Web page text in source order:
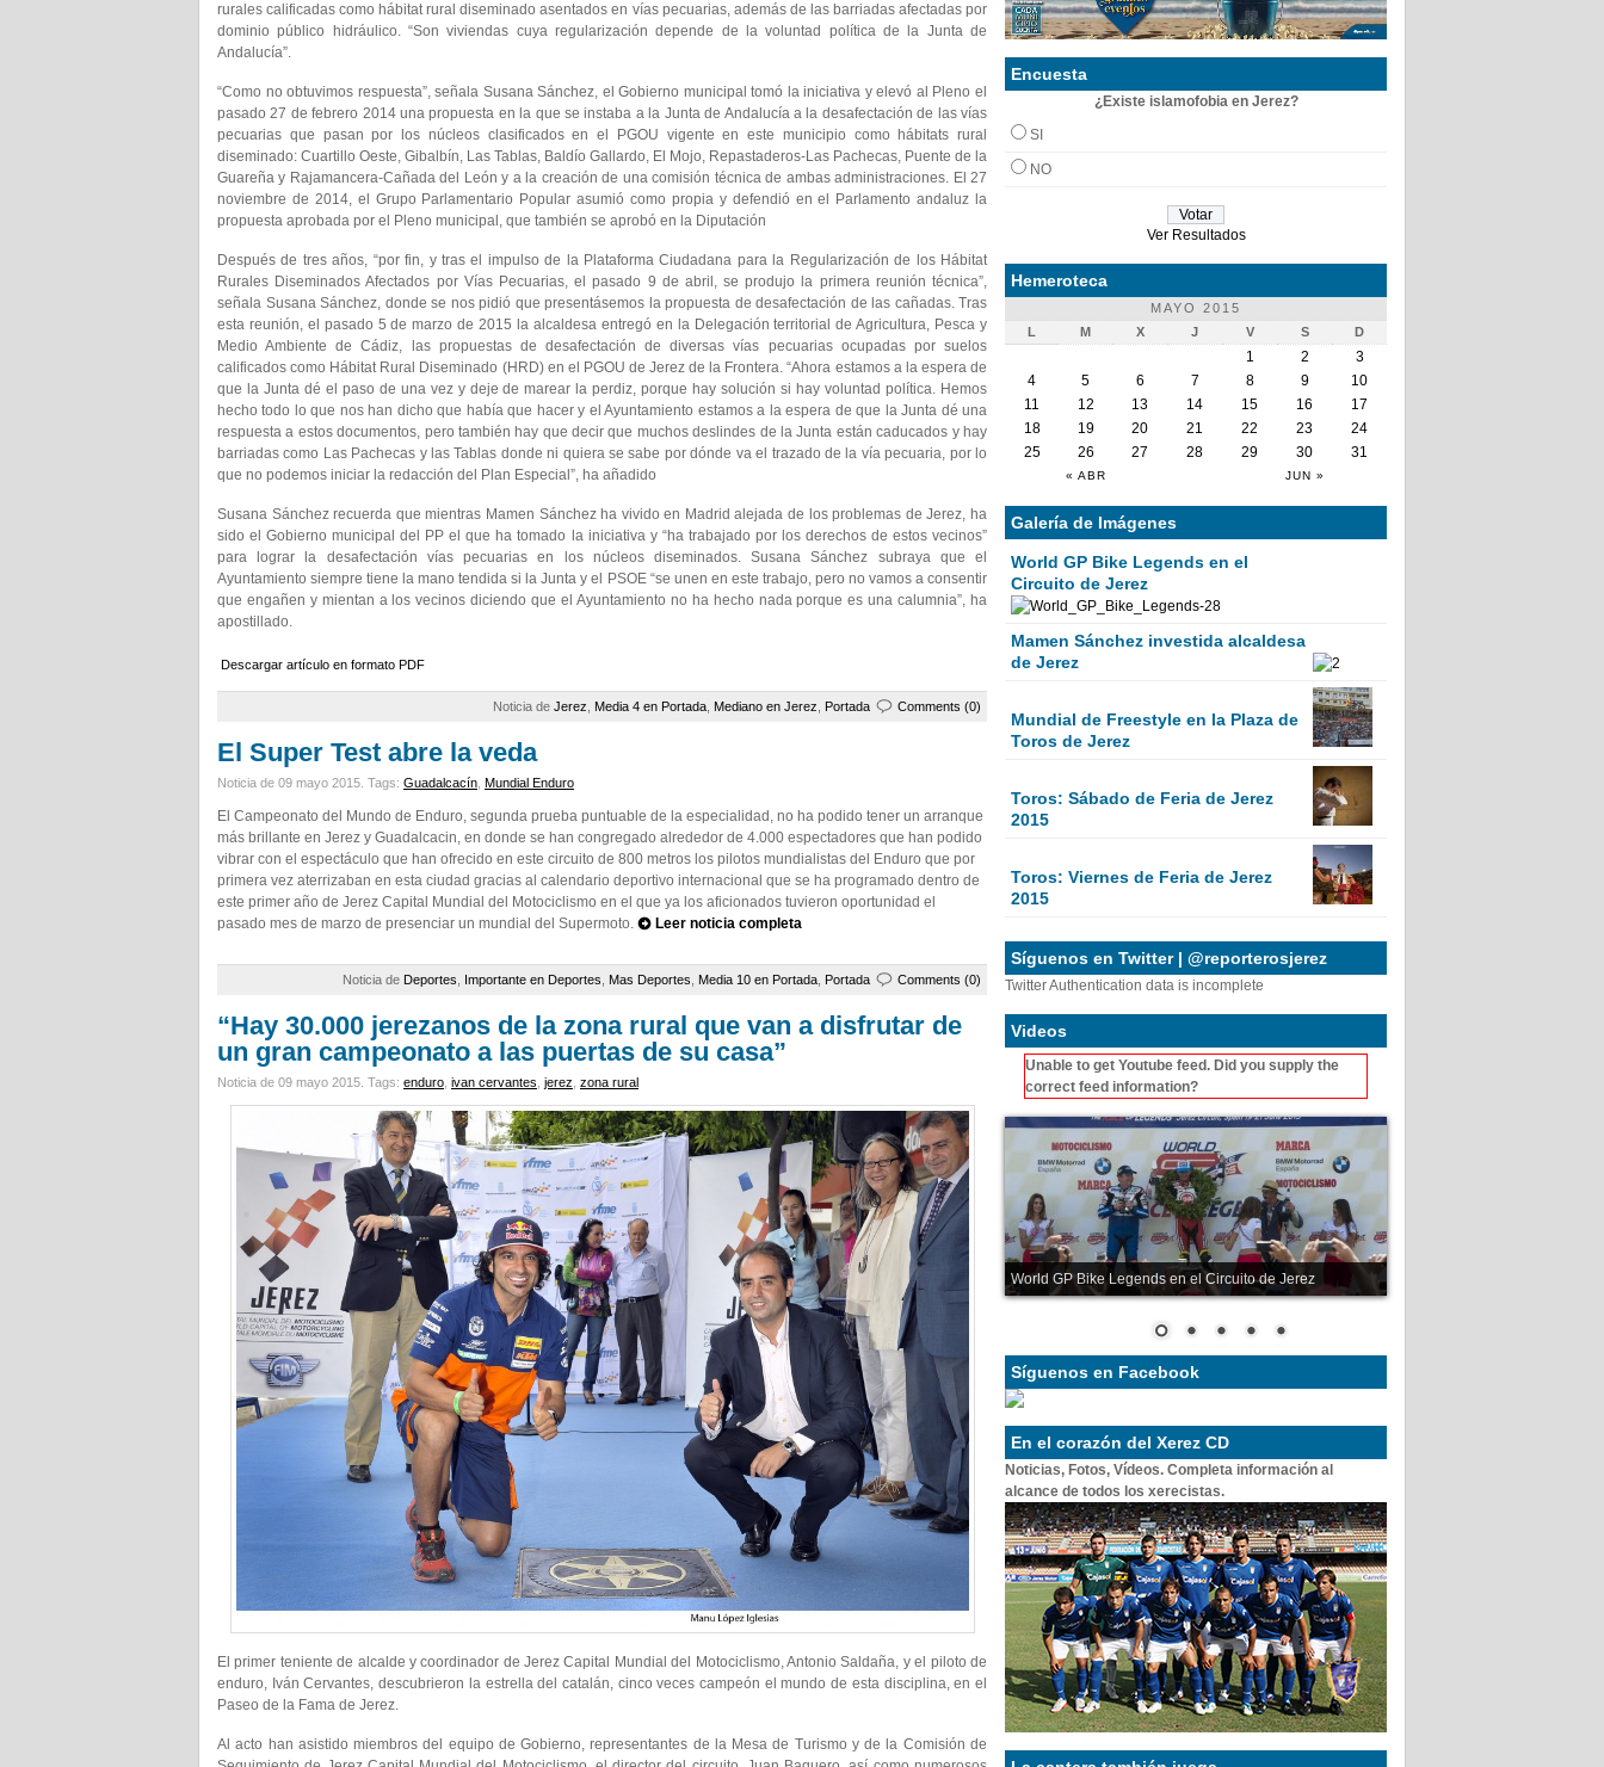
rurales calificadas como hábitat rural diseminado asentados en vías pecuarias, además de las barriadas afectadas por
dominio público hidráulico. “Son viviendas cuya regularización depende de la voluntad política de la Junta de
Andalucía”.
“Como no obtuvimos respuesta”, señala Susana Sánchez, el Gobierno municipal tomó la iniciativa y elevó al Pleno el
pasado 27 de febrero 2014 una propuesta en la que se instaba a la Junta de Andalucía a la desafectación de las vías
pecuarias que pasan por los núcleos clasificados en el PGOU vigente en este municipio como hábitats rural
diseminado: Cuartillo Oeste, Gibalbín, Las Tablas, Baldío Gallardo, El Mojo, Repastaderos-Las Pachecas, Puente de la
Guareña y Rajamancera-Cañada del León y a la creación de una comisión técnica de ambas administraciones. El 27
noviembre de 2014, el Grupo Parlamentario Popular asumió como propia y defendió en el Parlamento andaluz la
propuesta aprobada por el Pleno municipal, que también se aprobó en la Diputación
Después de tres años, “por fin, y tras el impulso de la Plataforma Ciudadana para la Regularización de los Hábitat
Rurales Diseminados Afectados por Vías Pecuarias, el pasado 9 de abril, se produjo la primera reunión técnica”,
señala Susana Sánchez, donde se nos pidió que presentásemos la propuesta de desafectación de las cañadas. Tras
esta reunión, el pasado 5 de marzo de 2015 la alcaldesa entregó en la Delegación territorial de Agricultura, Pesca y
Medio Ambiente de Cádiz, las propuestas de desafectación de diversas vías pecuarias ocupadas por suelos
calificados como Hábitat Rural Diseminado (HRD) en el PGOU de Jerez de la Frontera. “Ahora estamos a la espera de
que la Junta dé el paso de una vez y deje de marear la perdiz, porque hay solución si hay voluntad política. Hemos
hecho todo lo que nos han dicho que había que hacer y el Ayuntamiento estamos a la espera de que la Junta dé una
respuesta a estos documentos, pero también hay que decir que muchos deslindes de la Junta están caducados y hay
barriadas como Las Pachecas y las Tablas donde ni quiera se sabe por dónde va el trazado de la vía pecuaria, por lo
que no podemos iniciar la redacción del Plan Especial”, ha añadido
Susana Sánchez recuerda que mientras Mamen Sánchez ha vivido en Madrid alejada de los problemas de Jerez, ha
sido el Gobierno municipal del PP el que ha tomado la iniciativa y “ha trabajado por los derechos de estos vecinos”
para lograr la desafectación vías pecuarias en los núcleos diseminados. Susana Sánchez subraya que el
Ayuntamiento siempre tiene la mano tendida si la Junta y el PSOE “se unen en este trabajo, pero no vamos a consentir
que engañen y mientan a los vecinos diciendo que el Ayuntamiento no ha hecho nada porque es una calumnia”, ha
apostillado.
Descargar artículo en formato PDF
Noticia de Jerez Media 4 en Portada Mediano en Jerez Portada Comments (0)
El Super Test abre la veda
Noticia de 09 mayo 2015. Tags: Guadalcacín Mundial Enduro
El Campeonato del Mundo de Enduro, segunda prueba puntuable de la especialidad, no ha podido tener un arranque
más brillante en Jerez y Guadalcacin, en donde se han congregado alrededor de 4.000 espectadores que han podido
vibrar con el espectáculo que han ofrecido en este circuito de 800 metros los pilotos mundialistas del Enduro que por
primera vez aterrizaban en esta ciudad gracias al calendario deportivo internacional que se ha programado dentro de
este primer año de Jerez Capital Mundial del Motociclismo en el que ya los aficionados tuvieron oportunidad el
pasado mes de marzo de presenciar un mundial del Supermoto.
Leer noticia completa
Noticia de Deportes Importante en Deportes Mas Deportes Media 10 en Portada Portada Comments (0)
“Hay 30.000 jerezanos de la zona rural que van a disfrutar de
un gran campeonato a las puertas de su casa”
Noticia de 09 mayo 2015. Tags: enduro ivan cervantes jerez zona rural
El primer teniente de alcalde y coordinador de Jerez Capital Mundial del Motociclismo, Antonio Saldaña, y el piloto de
enduro, Iván Cervantes, descubrieron la estrella del catalán, cinco veces campeón el mundo de esta disciplina, en el
Paseo de la Fama de Jerez.
Al acto han asistido miembros del equipo de Gobierno, representantes de la Mesa de Turismo y de la Comisión de
Encuesta
¿Existe islamofobia en Jerez?
SI
NO
Ver Resultados
Hemeroteca
MAYO 2015
L
M X J V S D
« ABR JUN »
1 2
3
4
5 6 7 8 9
10
11
12 13 14 15 16
17
18
19 20 21 22 23
24
25
26 27 28 29 30 31
Galería de Imágenes
World GP Bike Legends en el
Circuito de Jerez
Mamen Sánchez investida alcaldesa
de Jerez
Mundial de Freestyle en la Plaza de
Toros de Jerez
Toros: Sábado de Feria de Jerez
2015
Toros: Viernes de Feria de Jerez
2015
Síguenos en Twitter | @reporterosjerez
Twitter Authentication data is incomplete
Videos
Unable to get Youtube feed. Did you supply the
correct feed information?
World GP Bike Legends en el Circuito de Jerez
Síguenos en Facebook
En el corazón del Xerez CD
Noticias, Fotos, Vídeos. Completa información al
alcance de todos los xerecistas.